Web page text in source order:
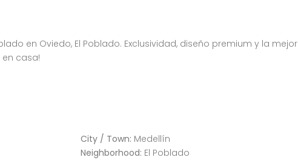
en Oviedo, El Poblado. Exclusividad, diseño premium y la mejor
en casa!
City / Town: Medellín
Neighborhood: El Poblado